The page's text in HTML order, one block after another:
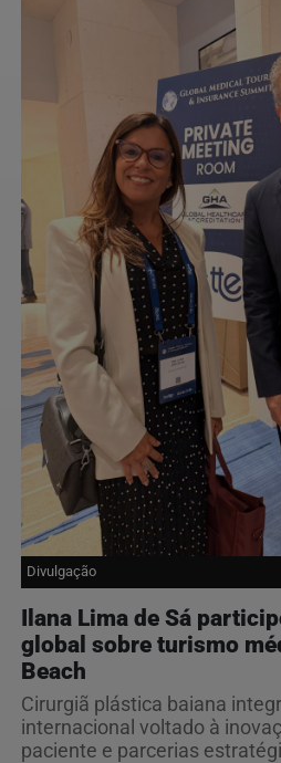
Divulgação
Ilana Lima de Sá
global sobre turismo
Beach
Cirurgiã plástica baiana
internacional voltado à
paciente e parcerias